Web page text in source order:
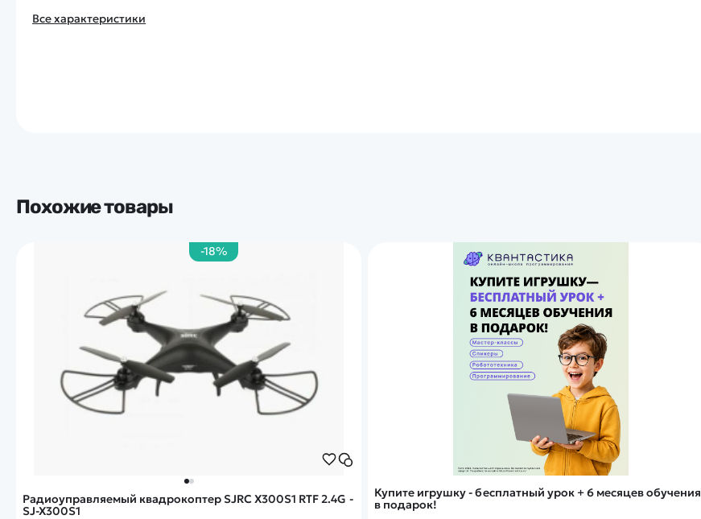
Все характеристики
Похожие товары
Купите игрушку - бесплатный урок + 6 месяцев обучения
в подарок!
-18%
Радиоуправляемый квадрокоптер SJRC X300S1 RTF 2.4G -
SJ-X300S1